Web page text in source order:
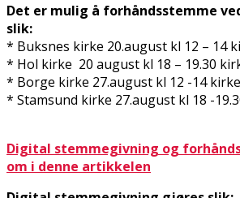
Det er mulig å forhåndsstemme
slik:
* Buksnes kirke 20.august kl 12 – 14
* Hol kirke 20 august kl 18 – 19.30
* Borge kirke 27.august kl 12 -14
* Stamsund kirke 27.august kl 18 -
Digital stemmegivning og
om i denne artikkelen